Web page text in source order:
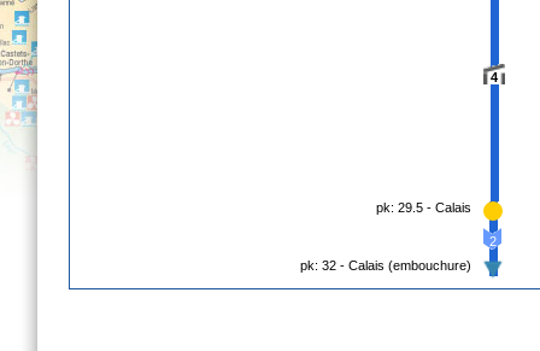
4
pk: 29.5 - Calais
2
pk: 32 - Calais (embouchure)